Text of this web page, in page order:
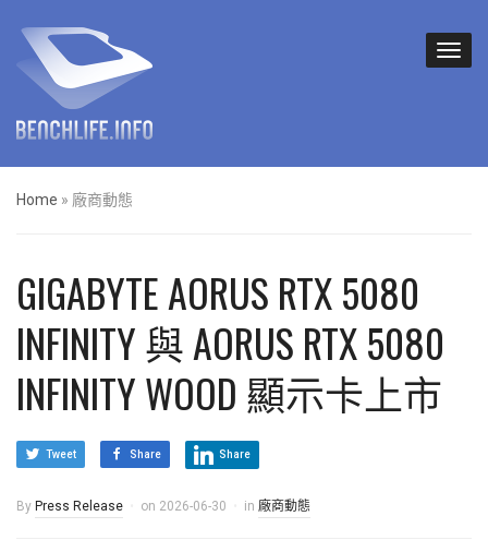
Home » 廠商動態
GIGABYTE AORUS RTX 5080
INFINITY 與 AORUS RTX 5080
INFINITY WOOD 顯示卡上市
Tweet Share Share
By Press Release on 2026-06-30 in 廠商動態